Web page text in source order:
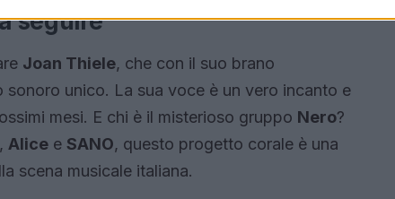
seguire
Joan Thiele, che con il suo brano
sonoro unico. La sua voce è un vero incanto e
mesi. E chi è il misterioso gruppo Nero?
, Alice e SANO, questo progetto corale è una
scena musicale italiana.